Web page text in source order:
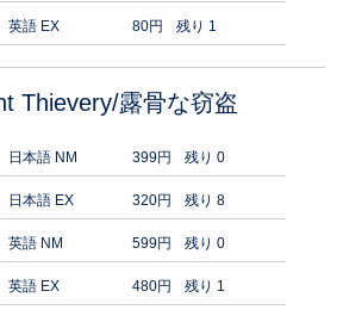
英語 EX 80円 残り 1
Thievery/露骨な窃盗
日本語 NM 399円 残り 0
日本語 EX 320円 残り 8
英語 NM 599円 残り 0
英語 EX 480円 残り 1